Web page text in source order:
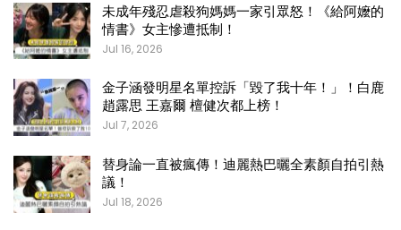
未成年殘忍虐殺狗媽媽一家引眾怒！《給阿嬤的
情書》女主慘遭抵制！
Jul 16, 2026
金子涵發明星名單控訴「毀了我十年！」！白鹿
趙露思 王嘉爾 檀健次都上榜！
Jul 7, 2026
替身論一直被瘋傳！迪麗熱巴曬全素顏自拍引熱
議！
Jul 18, 2026